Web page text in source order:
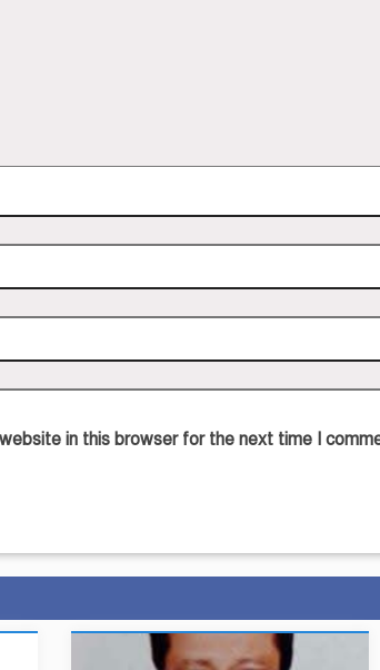
in this browser for the next time I